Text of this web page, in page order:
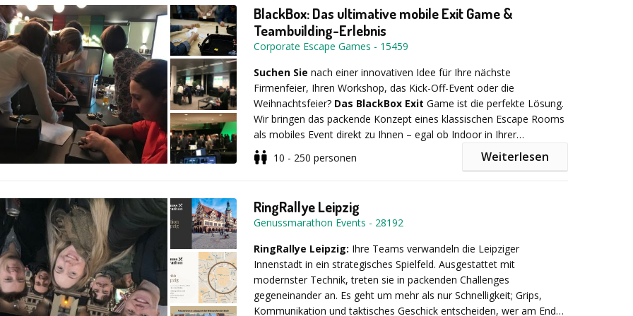
des „Waldfux”- oder „Geofux”-Abzeichens
BlackBox: Das ultimative mobile Exit Game &
Teambuilding-Erlebnis
Corporate Escape Games - 15459
Suchen Sie nach einer innovativen Idee für Ihre nächste
Firmenfeier, Ihren Workshop, das Kick-Off-Event oder die
Weihnachtsfeier? Das BlackBox Exit Game ist die perfekte Lösung.
Wir bringen das packende Konzept eines klassischen Escape Rooms
als mobiles Event direkt zu Ihnen – egal ob Indoor in Ihrer
Wunschlocation oder Outdoor als Highlight für Ihr Sommerfest.
verschlossenen Kisten. Die Herausforderung für Ihre Mitarbeiter: Alle
Boxen durch logisches Denken und Teamwork innerhalb der Zeit zu
öffnen – und das im spannenden Wettkampf gegen die anderen
Teams! Mit einer Kapazität vonbis zu 250 Spielern(aufgeteilt in
agile Kleingruppen von ca. 8 Personen) ist dieses mobile Escape
Game ideal für Großgruppen und nachhaltiges Teambuilding.
Warum das BlackBox Exit Game Ihr Team begeistert:
10 - 250 personen Weiterlesen
RingRallye Leipzig
Genussmarathon Events - 28192
RingRallye Leipzig: Ihre Teams verwandeln die Leipziger
Innenstadt in ein strategisches Spielfeld. Ausgestattet mit
modernster Technik, treten sie in packenden Challenges
gegeneinander an. Es geht um mehr als nur Schnelligkeit; Grips,
Kommunikation und taktisches Geschick entscheiden, wer am Ende